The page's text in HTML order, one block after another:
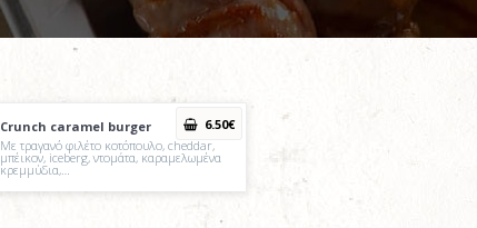
Crunch caramel burger
Mε τραγανό φιλέτο κοτόπουλο, cheddar,
μπέικον, iceberg, ντομάτα, καραμελωμένα
κρεμμύδια,…
6.50€